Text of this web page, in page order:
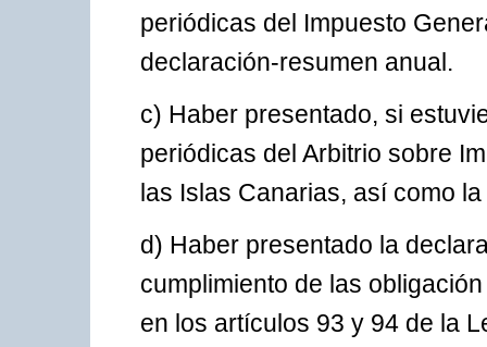
periódicas del Impuesto
declaración-resumen anual.
c) Haber presentado, si
periódicas del Arbitrio sobre
las Islas Canarias, así como
d) Haber presentado la
cumplimiento de las
en los artículos 93 y 94 de la